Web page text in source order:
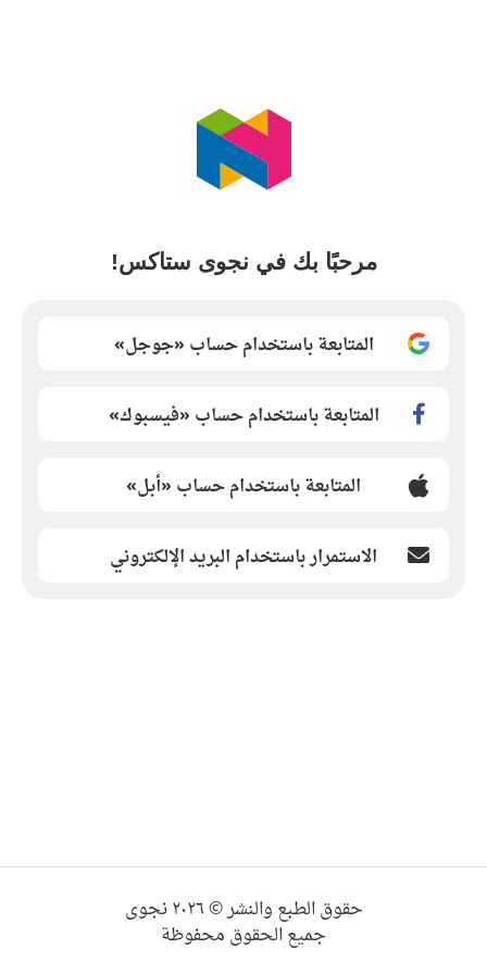
مرحبًا بك في نجوى ستاكس!
المتابعة باستخدام حساب «جوجل»
المتابعة باستخدام حساب «فيسبوك»
المتابعة باستخدام حساب «أبل»
الاستمرار باستخدام البريد الإلكتروني
حقوق الطبع والنشر © ٢٠٢٦ نجوى
جميع الحقوق محفوظة